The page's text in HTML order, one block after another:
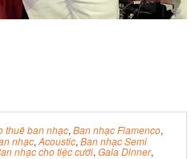
thuê ban nhạc, Ban nhạc Flamenco,
nhạc, Acoustic, Ban nhạc Semi
nhạc cho tiệc cưới, Gala Dinner,